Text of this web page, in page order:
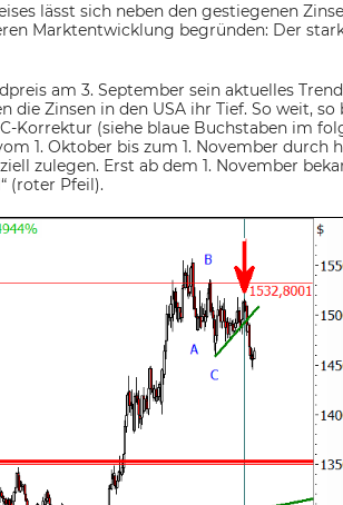
lässt sich neben den gestiegenen
Marktentwicklung begründen: Der
am 3. September sein aktuelles
Zinsen in den USA ihr Tief. So weit, so
Korrektur (siehe blaue Buchstaben im
1. Oktober bis zum 1. November durch
zulegen. Erst ab dem 1. November
(roter Pfeil).